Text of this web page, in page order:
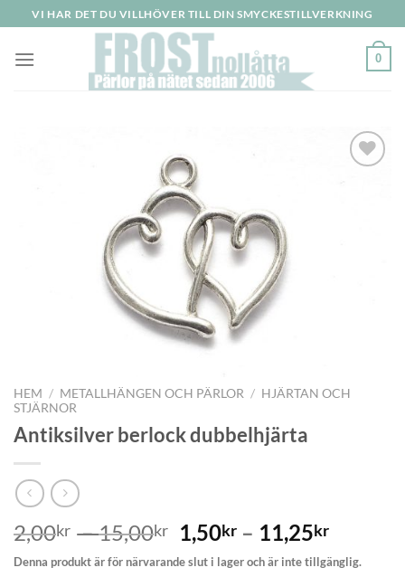
to
content
VI HAR DET DU VILLHÖVER TILL DIN SMYCKESTILLVERKNING
0
HEM / METALLHÄNGEN OCH PÄRLOR / HJÄRTAN OCH
STJÄRNOR
Antiksilver berlock dubbelhjärta
2,00kr –15,00kr 1,50kr – 11,25kr
Denna produkt är för närvarande slut i lager och är inte tillgänglig.